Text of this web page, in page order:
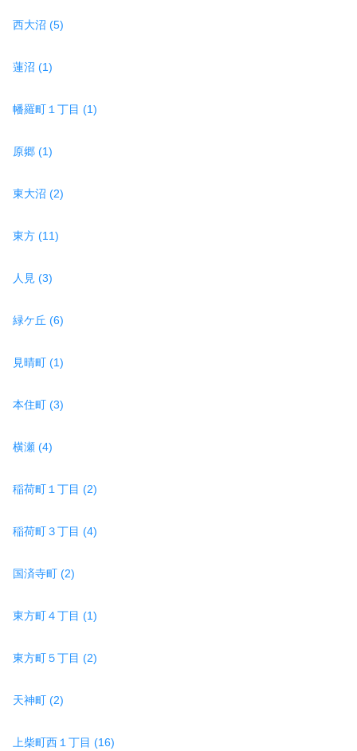
西大沼 (5)
蓮沼 (1)
幡羅町１丁目 (1)
原郷 (1)
東大沼 (2)
東方 (11)
人見 (3)
緑ケ丘 (6)
見晴町 (1)
本住町 (3)
横瀬 (4)
稲荷町１丁目 (2)
稲荷町３丁目 (4)
国済寺町 (2)
東方町４丁目 (1)
東方町５丁目 (2)
天神町 (2)
上柴町西１丁目 (16)